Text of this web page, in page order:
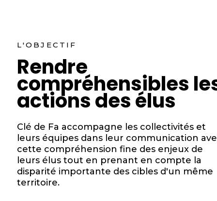
L'OBJECTIF
Rendre
compréhensibles
actions des élus
Clé de Fa accompagne les collectivités et
leurs équipes dans leur communication
cette compréhension fine des enjeux de
leurs élus tout en prenant en compte la
disparité importante des cibles d'un même
territoire.